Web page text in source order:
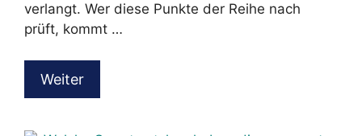
verlangt. Wer diese Punkte der Reihe nach
prüft, kommt …
Weiter